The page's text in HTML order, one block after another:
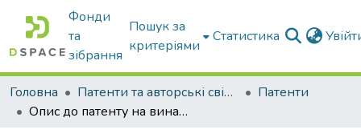
Фонди
та
зібрання
Пошук за
критеріями
Статистика
Головна Патенти та авторські свідоцтва
Патенти
Опис до патенту на винахід № 117210 "Очисник головок коренеплодів"